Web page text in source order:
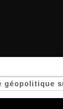
géopolitique